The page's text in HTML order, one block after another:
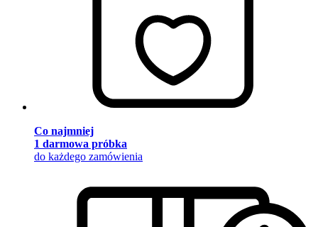
Co najmniej
1 darmowa próbka
do każdego zamówienia